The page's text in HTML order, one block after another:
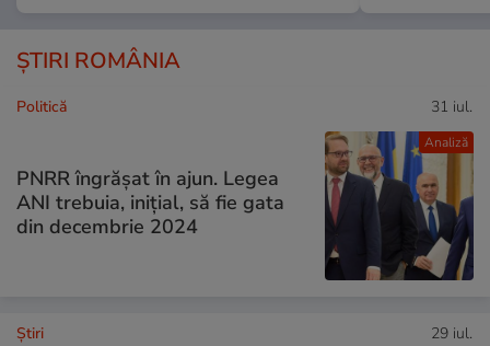
ȘTIRI ROMÂNIA
Analiză
Politică 31 iul.
PNRR îngrășat în ajun. Legea
ANI trebuia, inițial, să fie gata
din decembrie 2024
Ştiri 29 iul.